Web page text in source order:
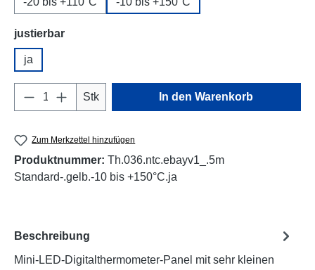
justierbarauswählen
ja
Produkt Anzahl: Gib den gewünschten
Stk In den Warenkorb
Zum Merkzettel hinzufügen
Produktnummer: Th.036.ntc.ebayv1_.5m
Standard-.gelb.-10 bis +150°C.ja
Beschreibung
Mini-LED-Digitalthermometer-Panel mit sehr kleinen